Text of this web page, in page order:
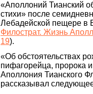
«Аполлоний Тианский
стихи» после
Лебадейской пещере в
Филострат. Жизнь
19).
«Об обстоятельствах
пифагорейца, пророка
Аполлония Тианского
рассказывал